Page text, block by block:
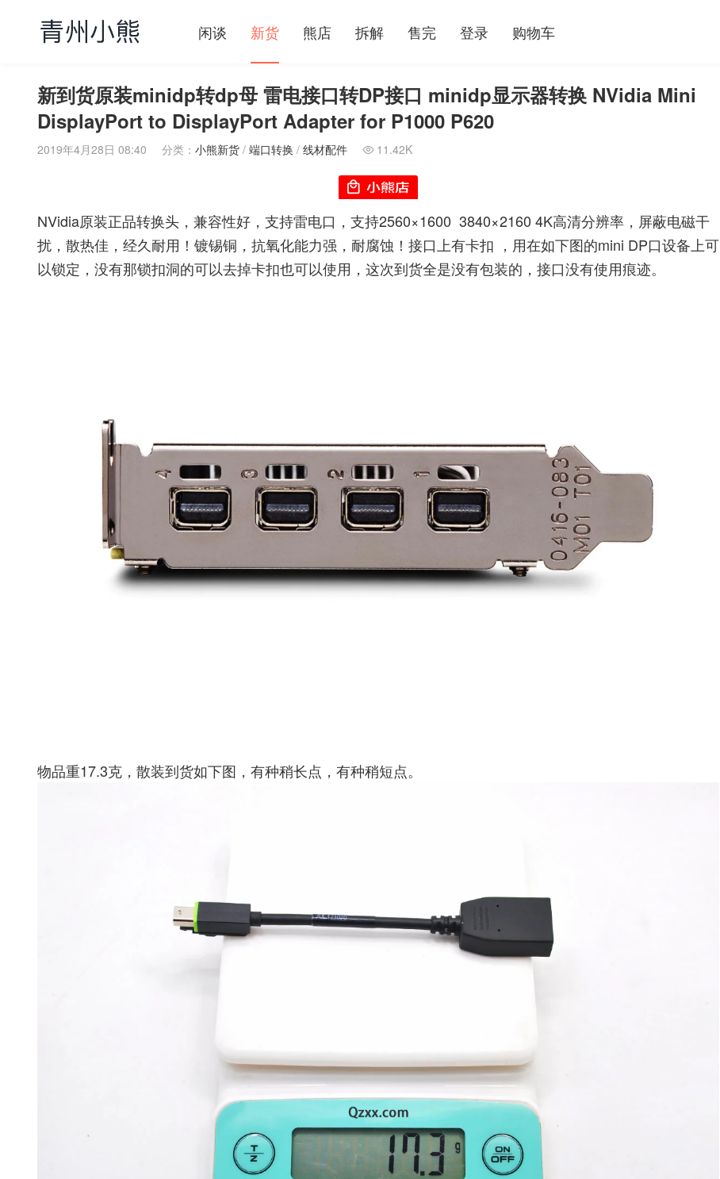
闲谈 新货 熊店 拆解 售完 登录 购物车
新到货原装minidp转dp母 雷电接口转DP接口 minidp显示器转换 NVidia Mini
DisplayPort to DisplayPort Adapter for P1000 P620
2019年4月28日 08:40 分类： 小熊新货 / 端口转换 / 线材配件  11.42K
NVidia原装正品转换头，兼容性好，支持雷电口，支持2560×1600 3840×2160 4K高清分辨率，屏蔽电磁干
扰，散热佳，经久耐用！镀锡铜，抗氧化能力强，耐腐蚀！接口上有卡扣 ，用在如下图的mini DP口设备上可
以锁定，没有那锁扣洞的可以去掉卡扣也可以使用，这次到货全是没有包装的，接口没有使用痕迹。
物品重17.3克，散装到货如下图，有种稍长点，有种稍短点。